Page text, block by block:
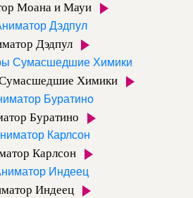
Моана и Мауи
Дэдпул
Химики
Буратино
Карлсон
Индеец